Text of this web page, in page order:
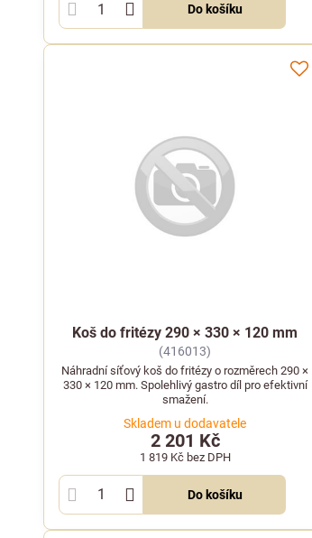
Do košíku
Koš do fritézy 290 × 330 × 120 mm
(416013)
Náhradní síťový koš do fritézy o rozměrech 290 ×
330 × 120 mm. Spolehlivý gastro díl pro efektivní
smažení.
Skladem u dodavatele
2 201 Kč
1 819 Kč bez DPH
Do košíku